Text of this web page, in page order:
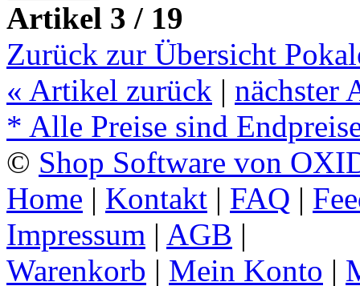
Artikel 3 / 19
Zurück zur Übersicht
« Artikel zurück | nächster
* Alle Preise sind
© Shop Software von
Home | Kontakt | FAQ |
Impressum | AGB |
Warenkorb | Mein Konto |